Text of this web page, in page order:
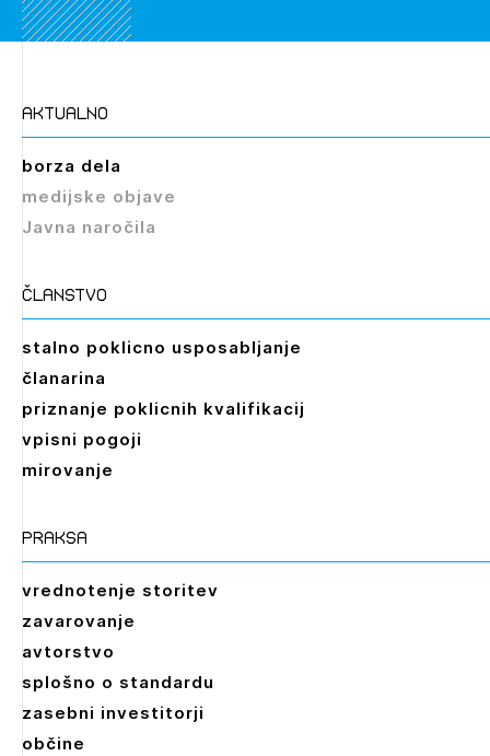
Izbrana vsebina je namenjena le ZAPS
aktualno
borza dela
medijske objave
Javna naročila
članstvo
stalno poklicno usposabljanje
članarina
priznanje poklicnih kvalifikacij
vpisni pogoji
mirovanje
praksa
vrednotenje storitev
zavarovanje
avtorstvo
splošno o standardu
zasebni investitorji
občine